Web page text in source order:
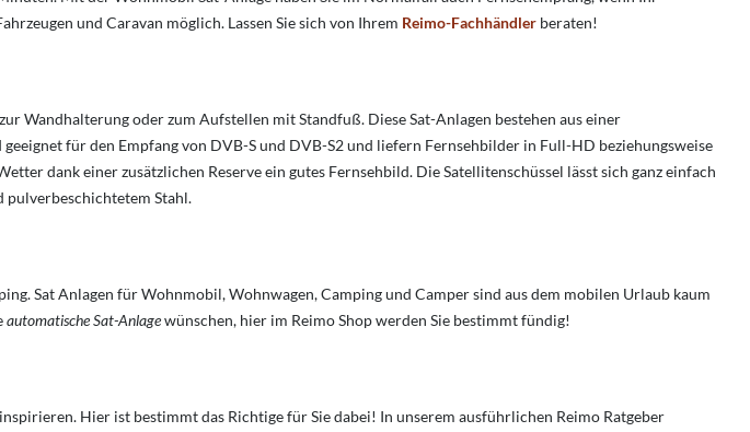
und Caravan möglich. Lassen Sie sich von Ihrem Reimo-Fachhändler beraten!
Wandhalterung oder zum Aufstellen mit Standfuß. Diese Sat-Anlagen bestehen aus einer
für den Empfang von DVB-S und DVB-S2 und liefern Fernsehbilder in Full-HD beziehungsweise
dank einer zusätzlichen Reserve ein gutes Fernsehbild. Die Satellitenschüssel lässt sich ganz einfach
pulverbeschichtetem Stahl.
Sat Anlagen für Wohnmobil, Wohnwagen, Camping und Camper sind aus dem mobilen Urlaub kaum
automatische Sat-Anlagewünschen, hier im Reimo Shop werden Sie bestimmt fündig!
Hier ist bestimmt das Richtige für Sie dabei! In unserem ausführlichen Reimo Ratgeber